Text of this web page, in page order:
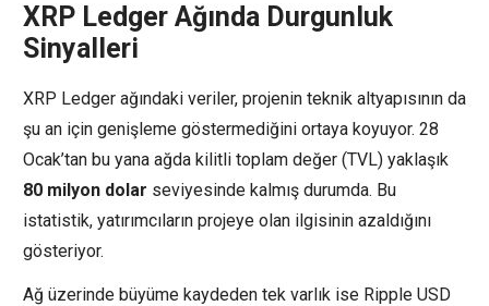
XRP Ledger Ağında Durgunluk
Sinyalleri
XRP Ledger ağındaki veriler, projenin teknik altyapısının da
şu an için genişleme göstermediğini ortaya koyuyor. 28
Ocak’tan bu yana ağda kilitli toplam değer (TVL) yaklaşık
80 milyon dolar seviyesinde kalmış durumda. Bu
istatistik, yatırımcıların projeye olan ilgisinin azaldığını
gösteriyor.
Ağ üzerinde büyüme kaydeden tek varlık ise Ripple USD